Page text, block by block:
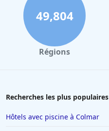
49,804
Régions
Recherches les plus populaires
Hôtels avec piscine à Colmar